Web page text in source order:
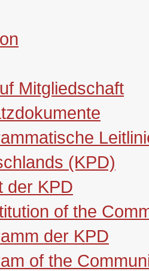
Mitgliedschaft
(KPD)
der KPD
of the
der KPD
of the